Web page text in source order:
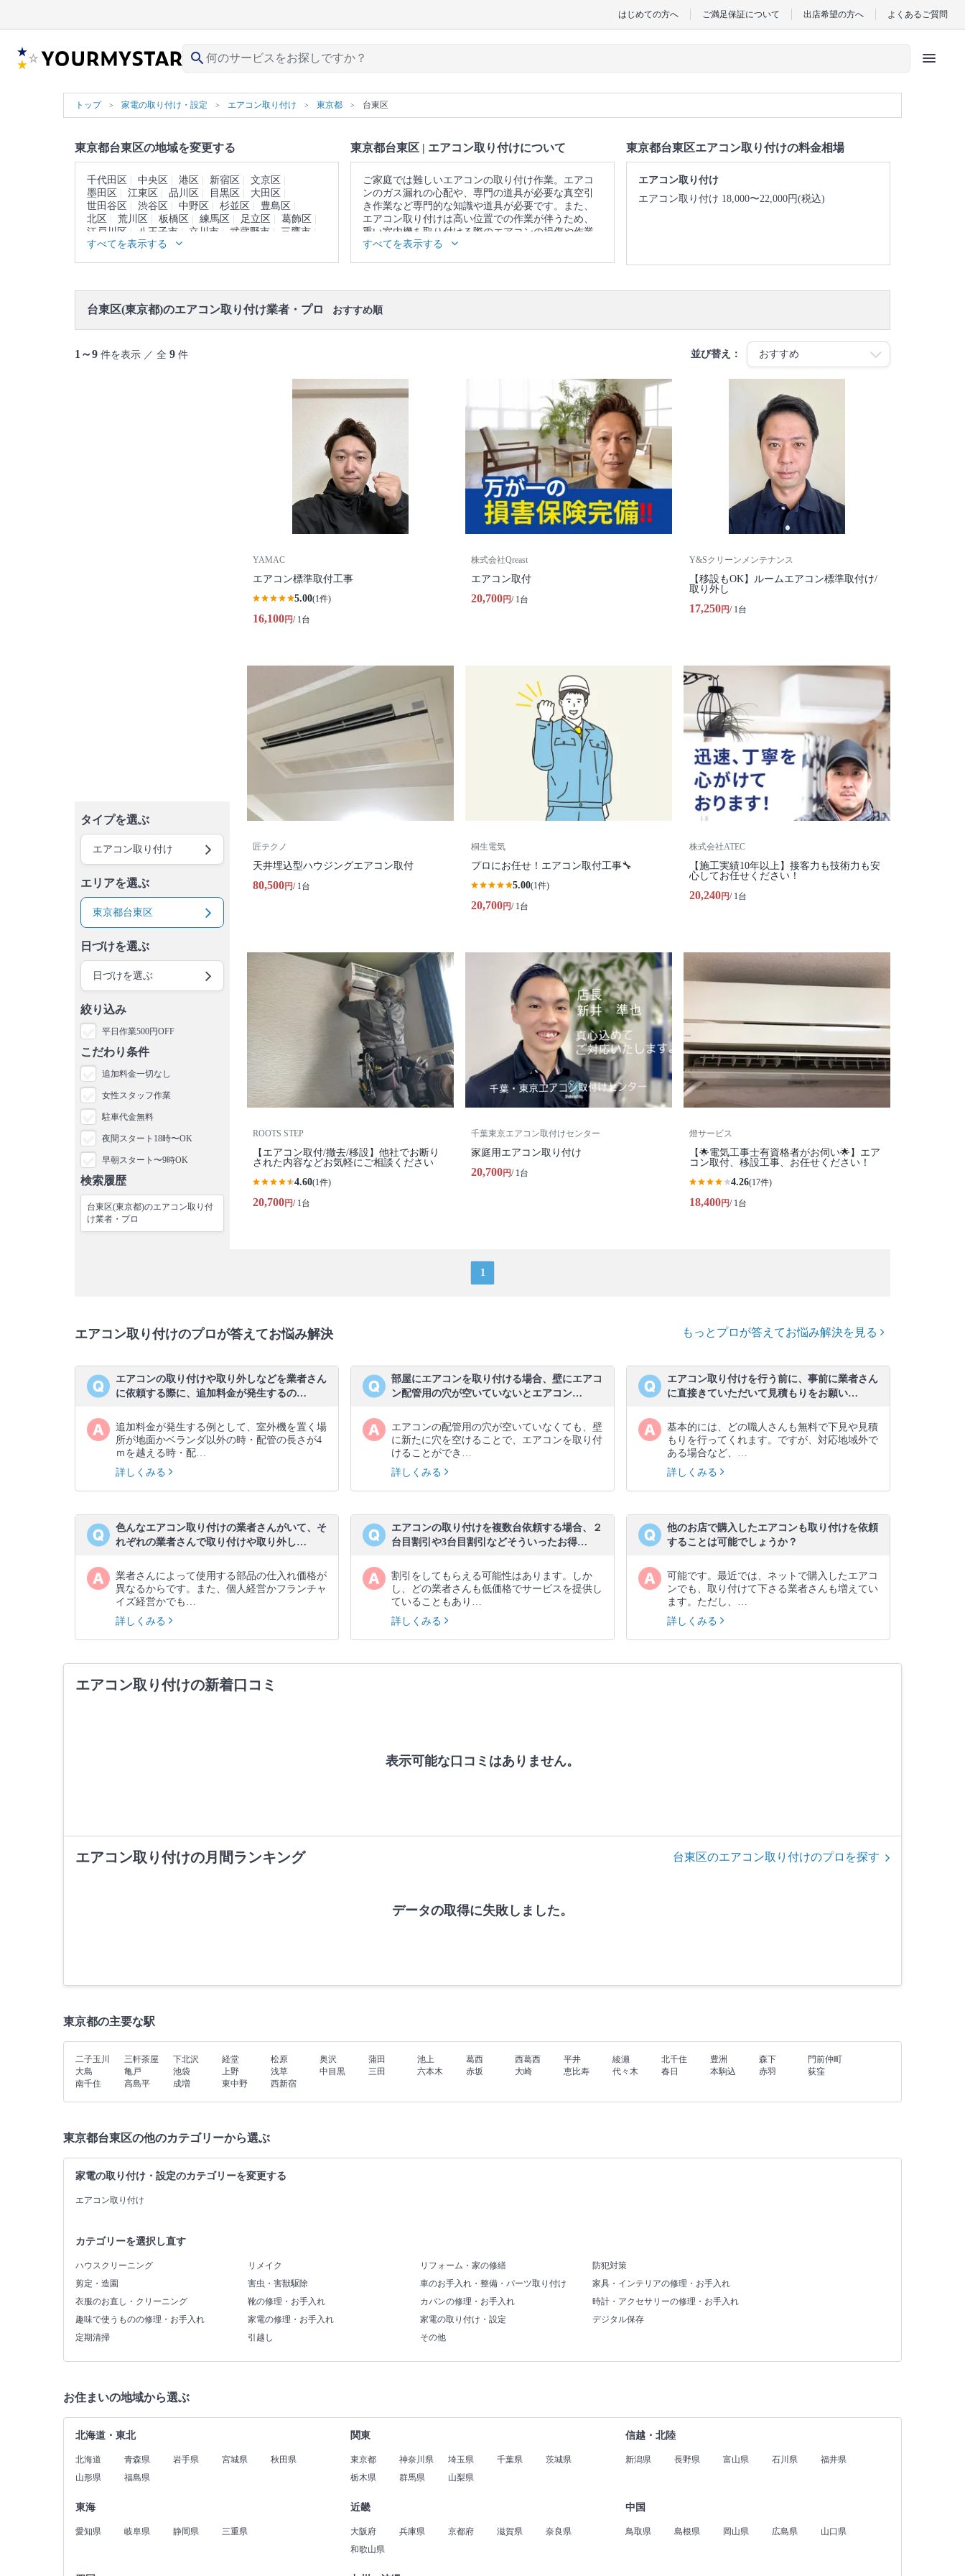
はじめての方へ ご満足保証について 出店希望の方へ よくあるご質問
search menu
トップ 家電の取り付け・設定 エアコン取り付け 東京都 台東区
東京都台東区の地域を変更する
千代田区 中央区 港区 新宿区
文京区
墨田区
江東区 品川区 目黒区
大田区
世田谷区
渋谷区 中野区 杉並区
豊島区
北区
荒川区 板橋区 練馬区 足立区
葛飾区
江戸川区
八王子市 立川市 武蔵野市
三鷹市
青梅市
府中市 昭島市
大島町
利島村 新島村 神津島村
三宅島
すべてを表示する
東京都台東区 | エアコン取り付けについて
ご家庭では難しいエアコンの取り付け作業。エアコ
ンのガス漏れの心配や、専門の道具が必要な真空引
き作業など専門的な知識や道具が必要です。また、
エアコン取り付けは高い位置での作業が伴うため、
重い室内機を取り付ける際のエアコンの損傷や作業
中の怪我の恐れがありますが、プロに頼めば安心で
付け / 室内機設置 / 室外機据え置き台(プラブロック)
口コミもご参照ください。
※本ページでは一部プロモーションを含む場合があ
すべてを表示する
東京都台東区エアコン取り付けの料金相場
エアコン取り付け
エアコン取り付け 18,000〜22,000円(税込)
台東区(東京都)のエアコン取り付け業者・プロ おすすめ順
1～9 件を表示 ／ 全 9 件 並び替え：
タイプを選ぶ
エアコン取り付け
エリアを選ぶ
東京都台東区
日づけを選ぶ
日づけを選ぶ
絞り込み
平日作業500円OFF
こだわり条件
追加料金一切なし
女性スタッフ作業
駐車代金無料
夜間スタート18時〜OK
早朝スタート〜9時OK
検索履歴
台東区(東京都)のエアコン取り付
け業者・プロ
YAMAC
エアコン標準取付工事
5.00(1件)
16,100円/ 1台
株式会社Qreast
エアコン取付
20,700円/ 1台
Y&Sクリーンメンテナンス
【移設もOK】ルームエアコン標準取付け/
取り外し
17,250円/ 1台
匠テクノ
天井埋込型ハウジングエアコン取付
80,500円/ 1台
桐生電気
プロにお任せ！エアコン取付工事🔧
5.00(1件)
20,700円/ 1台
株式会社ATEC
【施工実績10年以上】接客力も技術力も安
心してお任せください！
20,240円/ 1台
ROOTS STEP
【エアコン取付/撤去/移設】他社でお断り
された内容などお気軽にご相談ください
4.60(1件)
20,700円/ 1台
千葉東京エアコン取付けセンター
家庭用エアコン取り付け
20,700円/ 1台
燈サービス
【🌟電気工事士有資格者がお伺い🌟】エア
コン取付、移設工事、お任せください！
4.26(17件)
18,400円/ 1台
1
エアコン取り付けのプロが答えてお悩み解決 もっとプロが答えてお悩み解決を見る
エアコンの取り付けや取り外しなどを業者さん
に依頼する際に、追加料金が発生するの…
追加料金が発生する例として、室外機を置く場
所が地面かベランダ以外の時・配管の長さが4
ｍを越える時・配…
詳しくみる
部屋にエアコンを取り付ける場合、壁にエアコ
ン配管用の穴が空いていないとエアコン…
エアコンの配管用の穴が空いていなくても、壁
に新たに穴を空けることで、エアコンを取り付
けることができ…
詳しくみる
エアコン取り付けを行う前に、事前に業者さん
に直接きていただいて見積もりをお願い…
基本的には、どの職人さんも無料で下見や見積
もりを行ってくれます。ですが、対応地域外で
ある場合など、…
詳しくみる
色んなエアコン取り付けの業者さんがいて、そ
れぞれの業者さんで取り付けや取り外し…
業者さんによって使用する部品の仕入れ価格が
異なるからです。また、個人経営かフランチャ
イズ経営かでも…
詳しくみる
エアコンの取り付けを複数台依頼する場合、２
台目割引や3台目割引などそういったお得…
割引をしてもらえる可能性はあります。しか
し、どの業者さんも低価格でサービスを提供し
ていることもあり…
詳しくみる
他のお店で購入したエアコンも取り付けを依頼
することは可能でしょうか？
可能です。最近では、ネットで購入したエアコ
ンでも、取り付けて下さる業者さんも増えてい
ます。ただし、…
詳しくみる
エアコン取り付けの新着口コミ
表示可能な口コミはありません。
エアコン取り付けの月間ランキング 台東区のエアコン取り付けのプロを探す
データの取得に失敗しました。
東京都の主要な駅
二子玉川 三軒茶屋 下北沢 経堂 松原 奥沢 蒲田 池上 葛西 西葛西 平井 綾瀬 北千住 豊洲 森下
門前仲町
大島
亀戸 池袋 上野 浅草 中目黒 三田 六本木 赤坂 大崎 恵比寿 代々木 春日 本駒込 赤羽
荻窪
南千住
高島平 成増 東中野 西新宿
東京都台東区の他のカテゴリーから選ぶ
家電の取り付け・設定のカテゴリーを変更する
エアコン取り付け
カテゴリーを選択し直す
ハウスクリーニング リメイク リフォーム・家の修繕
防犯対策
剪定・造園
害虫・害獣駆除 車のお手入れ・整備・パーツ取り付け
家具・インテリアの修理・お手入れ
衣服のお直し・クリーニング
靴の修理・お手入れ カバンの修理・お手入れ
時計・アクセサリーの修理・お手入れ
趣味で使うものの修理・お手入れ
家電の修理・お手入れ 家電の取り付け・設定
デジタル保存
定期清掃
引越し その他
お住まいの地域から選ぶ
北海道・東北
北海道 青森県 岩手県 宮城県
秋田県
山形県
福島県
関東
東京都 神奈川県 埼玉県 千葉県
茨城県
栃木県
群馬県 山梨県
信越・北陸
新潟県 長野県 富山県 石川県 福井県
東海
愛知県 岐阜県 静岡県 三重県
近畿
大阪府 兵庫県 京都府 滋賀県
奈良県
和歌山県
中国
鳥取県 島根県 岡山県 広島県 山口県